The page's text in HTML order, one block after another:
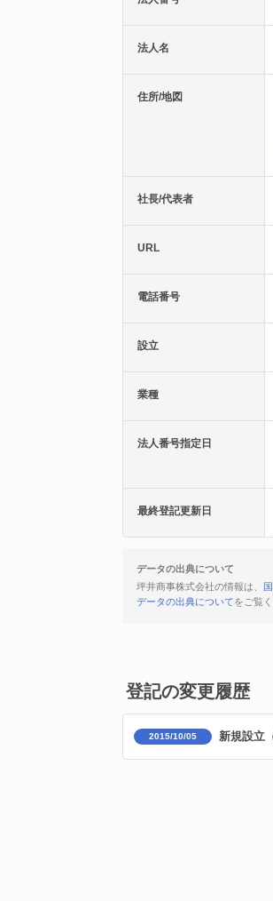
法人名
住所/地図
社長/代表者
URL
電話番号
設立
業種
法人番号指定日
最終登記更新日
データの出典について
坪井商事株式会社の情報は、
データの出典についてをご覧く
登記の変更履歴
2015/10/05 新規設立